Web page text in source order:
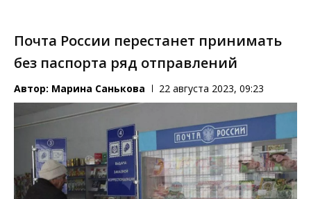
Почта России перестанет принимать
без паспорта ряд отправлений
Автор: Марина Санькова 22 августа 2023, 09:23